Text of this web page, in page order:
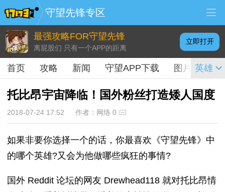
守望先锋专区
最强攻略FOR守望先锋
离屁股们 只有一个APP的距离
立即打开
首页 攻略 新闻 守望APP下载 图片 视频
英雄
托比昂宇宙降临！国外粉丝打造矮人国度
2018-07-24 17:52 作者：网络 0
如果非要你选择一个的话，你最喜欢《守望先锋》中
的哪个英雄?又会为他做哪些疯狂的事情?
国外 Reddit 论坛的网友 Drewhead118 就对托比昂情